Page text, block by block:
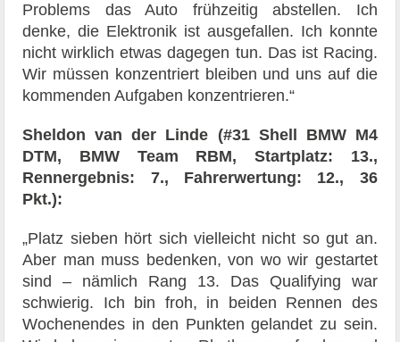
Problems das Auto frühzeitig abstellen. Ich
denke, die Elektronik ist ausgefallen. Ich konnte
nicht wirklich etwas dagegen tun. Das ist Racing.
Wir müssen konzentriert bleiben und uns auf die
kommenden Aufgaben konzentrieren.“
Sheldon van der Linde (#31 Shell BMW M4
DTM, BMW Team RBM, Startplatz: 13.,
Rennergebnis: 7., Fahrerwertung: 12., 36
Pkt.):
„Platz sieben hört sich vielleicht nicht so gut an.
Aber man muss bedenken, von wo wir gestartet
sind – nämlich Rang 13. Das Qualifying war
schwierig. Ich bin froh, in beiden Rennen des
Wochenendes in den Punkten gelandet zu sein.